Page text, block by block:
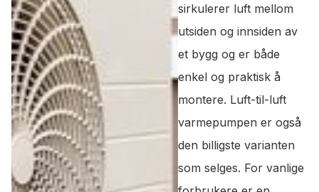
sirkulerer luft mellom
utsiden og innsiden av
et bygg og er både
enkel og praktisk å
montere. Luft-til-luft
varmepumpen er også
den billigste varianten
som selges. For vanlige